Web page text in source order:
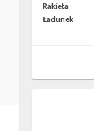
Rakieta
Ładunek